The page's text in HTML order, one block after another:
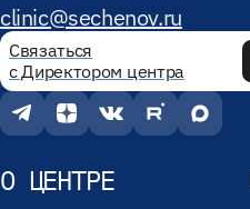
clinic@sechenov.ru
Связаться
с Директором центра
О ЦЕНТРЕ